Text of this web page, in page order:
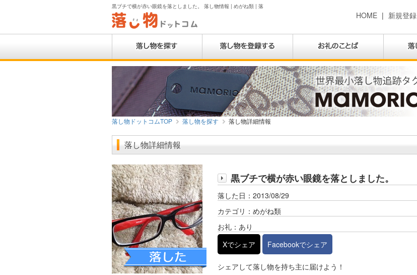
黒ブチで横が赤い眼鏡を落としました。 落し物情報 | めがね類 | 落
HOME | 新規登録
落し物ドットコムTOP 落し物を探す 落し物詳細情報
落し物詳細情報
黒ブチで横が赤い眼鏡を落としました。
落した日：2013/08/29
カテゴリ：めがね類
お礼：あり
Xでシェア
Facebookでシェア
シェアして落し物を持ち主に届けよう！